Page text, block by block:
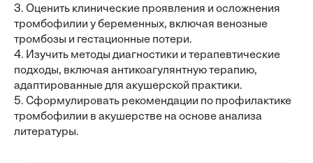
3. Оценить клинические проявления и осложнения
тромбофилии у беременных, включая венозные
тромбозы и гестационные потери.
4. Изучить методы диагностики и терапевтические
подходы, включая антикоагулянтную терапию,
адаптированные для акушерской практики.
5. Сформулировать рекомендации по профилактике
тромбофилии в акушерстве на основе анализа
литературы.